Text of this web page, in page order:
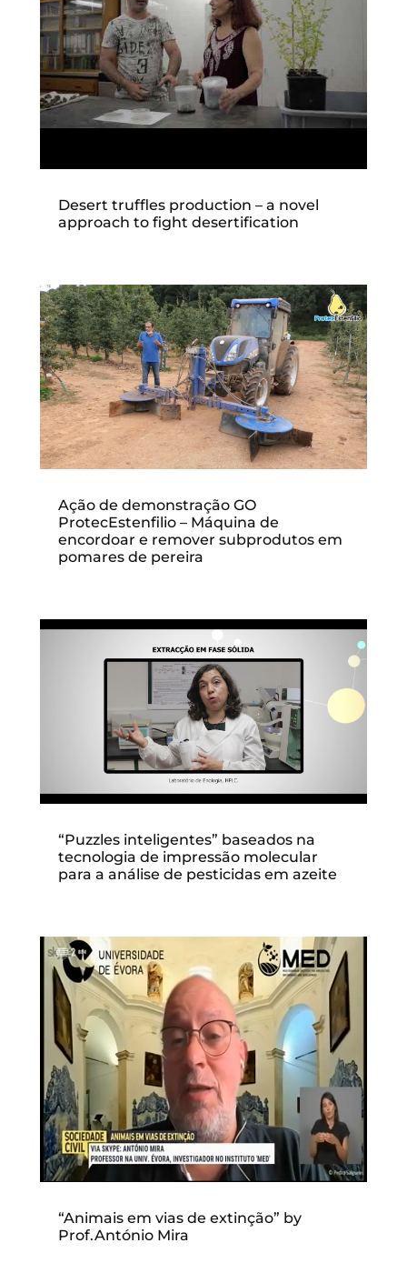
Desert truffles production – a novel
approach to fight desertification
Ação de demonstração GO
ProtecEstenfilio – Máquina de
encordoar e remover subprodutos em
pomares de pereira
“Puzzles inteligentes” baseados na
tecnologia de impressão molecular
para a análise de pesticidas em azeite
“Animais em vias de extinção” by
Prof.António Mira